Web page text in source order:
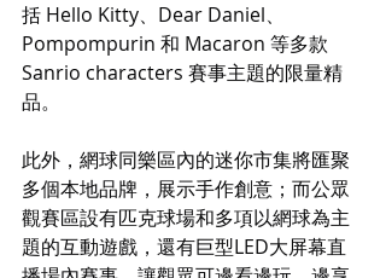
括 Hello Kitty、Dear Daniel、
Pompompurin 和 Macaron 等多款
Sanrio characters 賽事主題的限量精
品。
此外，網球同樂區內的迷你市集將匯聚
多個本地品牌，展示手作創意；而公眾
觀賽區設有匹克球場和多項以網球為主
題的互動遊戲，還有巨型LED大屏幕直